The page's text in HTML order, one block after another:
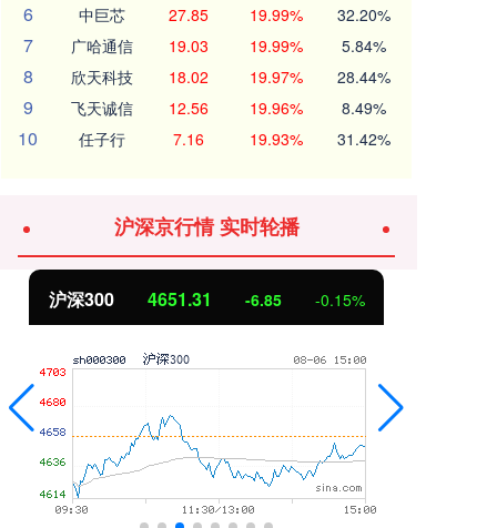
6 中巨芯 27.85 19.99% 32.20%
7 广哈通信 19.03 19.99% 5.84%
8 欣天科技 18.02 19.97% 28.44%
9 飞天诚信 12.56 19.96% 8.49%
10 任子行 7.16 19.93% 31.42%
沪深京行情 实时轮播
沪深300 4651.31 -6.85 -0.15%